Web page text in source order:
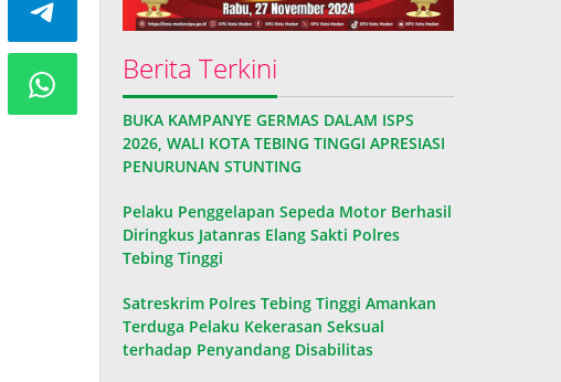
Berita Terkini
BUKA KAMPANYE GERMAS DALAM ISPS
2026, WALI KOTA TEBING TINGGI APRESIASI
PENURUNAN STUNTING
Pelaku Penggelapan Sepeda Motor Berhasil
Diringkus Jatanras Elang Sakti Polres
Tebing Tinggi
Satreskrim Polres Tebing Tinggi Amankan
Terduga Pelaku Kekerasan Seksual
terhadap Penyandang Disabilitas